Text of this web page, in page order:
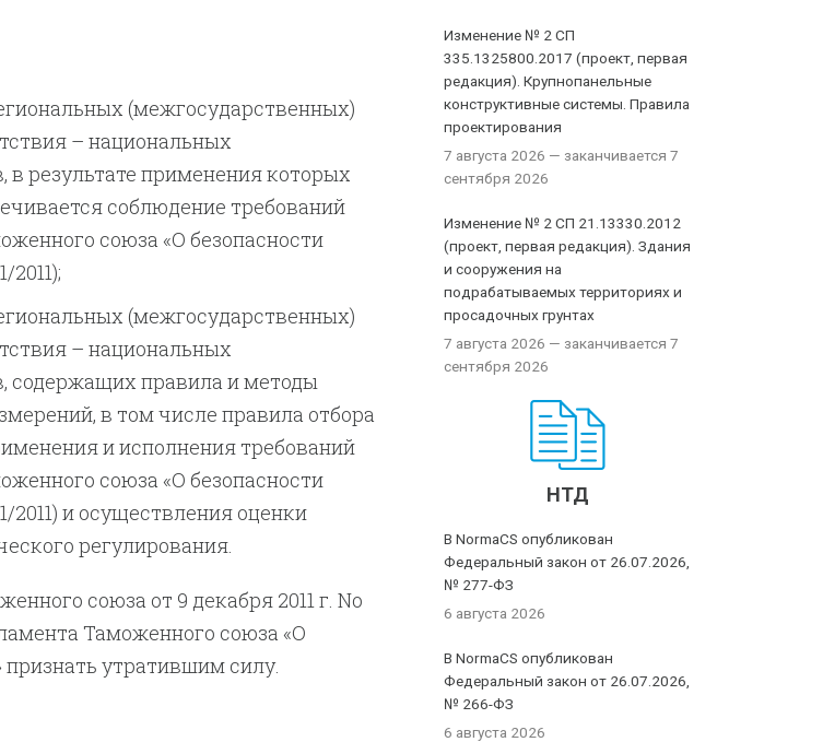
(межгосударственных)
– национальных
в результате применения которых
соблюдение требований
союза «О безопасности
(межгосударственных)
– национальных
содержащих правила и методы
в том числе правила отбора
и исполнения требований
союза «О безопасности
и осуществления оценки
регулирования.
союза от 9 декабря 2011 г. No
Таможенного союза «О
утратившим силу.
Изменение № 2 СП
335.1325800.2017 (проект, первая
редакция). Крупнопанельные
конструктивные системы. Правила
проектирования
7 августа 2026 — заканчивается 7
сентября 2026
Изменение № 2 СП 21.13330.2012
(проект, первая редакция). Здания
и сооружения на
подрабатываемых территориях и
просадочных грунтах
7 августа 2026 — заканчивается 7
сентября 2026
НТД
В NormaCS опубликован
Федеральный закон от 26.07.2026,
№ 277-ФЗ
6 августа 2026
В NormaCS опубликован
Федеральный закон от 26.07.2026,
№ 266-ФЗ
6 августа 2026